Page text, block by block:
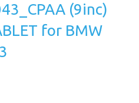
(9inc)
for BMW